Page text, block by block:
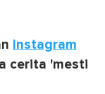
Instagram
cerita 'mesti